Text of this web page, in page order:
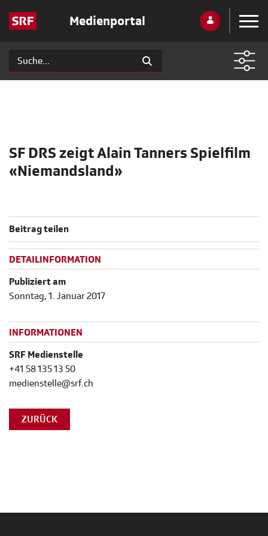
Medienportal
SF DRS zeigt Alain Tanners Spielfilm
«Niemandsland»
Beitrag teilen
DETAILINFORMATION
Publiziert am
Sonntag, 1. Januar 2017
INFORMATIONEN
SRF Medienstelle
+41 58 135 13 50
medienstelle@srf.ch
ZURÜCK